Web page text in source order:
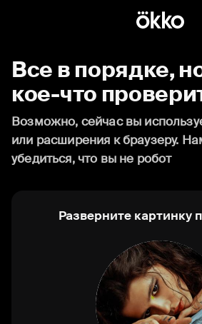
Все в порядке,
кое-что
Возможно, сейчас вы
или расширения к браузеру.
убедиться, что вы не робот
Разверните картинку